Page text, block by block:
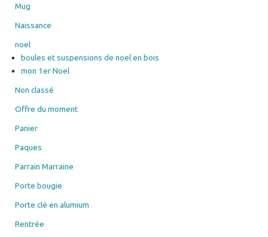
Mug
Naissance
noel
boules et suspensions de noel en bois
mon 1er Noel
Non classé
Offre du moment
Panier
Paques
Parrain Marraine
Porte bougie
Porte clé en alumium
Rentrée